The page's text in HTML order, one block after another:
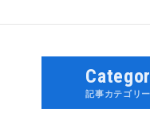
記事カテゴリー